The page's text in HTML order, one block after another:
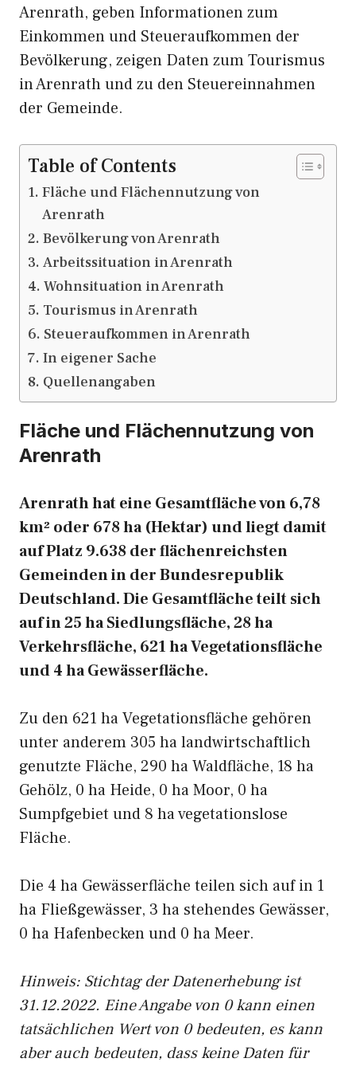
Arenrath, geben Informationen zum
Einkommen und Steueraufkommen der
Bevölkerung, zeigen Daten zum Tourismus
in Arenrath und zu den Steuereinnahmen
der Gemeinde.
Table of Contents
Fläche und Flächennutzung von
Arenrath
Bevölkerung von Arenrath
Arbeitssituation in Arenrath
Wohnsituation in Arenrath
Tourismus in Arenrath
Steueraufkommen in Arenrath
In eigener Sache
Quellenangaben
Fläche und Flächennutzung von
Arenrath
Arenrath hat eine Gesamtfläche von 6,78
km² oder 678 ha (Hektar) und liegt damit
auf Platz 9.638 der flächenreichsten
Gemeinden in der Bundesrepublik
Deutschland. Die Gesamtfläche teilt sich
auf in 25 ha Siedlungsfläche, 28 ha
Verkehrsfläche, 621 ha Vegetationsfläche
und 4 ha Gewässerfläche.
Zu den 621 ha Vegetationsfläche gehören
unter anderem 305 ha landwirtschaftlich
genutzte Fläche, 290 ha Waldfläche, 18 ha
Gehölz, 0 ha Heide, 0 ha Moor, 0 ha
Sumpfgebiet und 8 ha vegetationslose
Fläche.
Die 4 ha Gewässerfläche teilen sich auf in 1
ha Fließgewässer, 3 ha stehendes Gewässer,
0 ha Hafenbecken und 0 ha Meer.
Hinweis: Stichtag der Datenerhebung ist
31.12.2022. Eine Angabe von 0 kann einen
tatsächlichen Wert von 0 bedeuten, es kann
aber auch bedeuten, dass keine Daten für